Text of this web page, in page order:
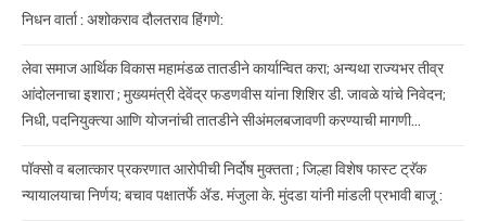
निधन वार्ता : अशोकराव दौलतराव हिंगणे:
लेवा समाज आर्थिक विकास महामंडळ तातडीने कार्यान्वित करा; अन्यथा राज्यभर तीव्र
आंदोलनाचा इशारा ; मुख्यमंत्री देवेंद्र फडणवीस यांना शिशिर डी. जावळे यांचे निवेदन;
निधी, पदनियुक्त्या आणि योजनांची तातडीने सीअंमलबजावणी करण्याची मागणी…
पॉक्सो व बलात्कार प्रकरणात आरोपीची निर्दोष मुक्तता ; जिल्हा विशेष फास्ट ट्रॅक
न्यायालयाचा निर्णय; बचाव पक्षातर्फे ॲड. मंजुला के. मुंदडा यांनी मांडली प्रभावी बाजू :